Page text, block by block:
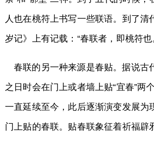
人也在桃符上书写一些联语。到了清
岁记》上有记载：“春联者，即桃符也
春联的另一种来源是春贴。据说古
之日时会在门上或者墙上贴“宜春”两
一直延续至今，此后逐渐演变发展为
门上贴的春联。贴春联象征着祈福辟